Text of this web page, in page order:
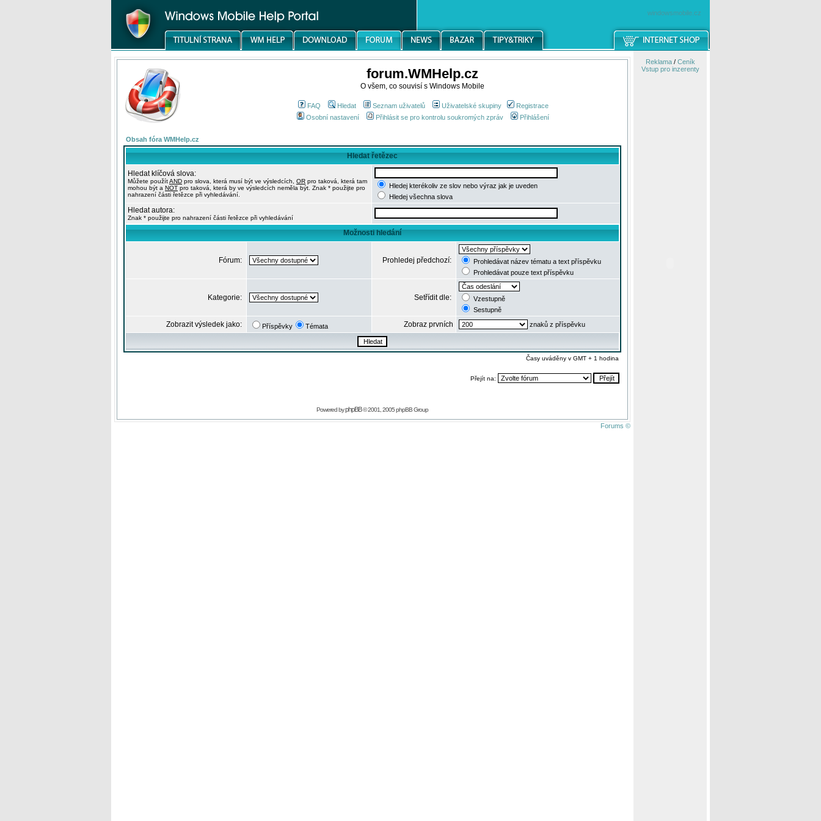
windowsmobile.cz
forum.WMHelp.cz
O všem, co souvisí s Windows Mobile
FAQ Hledat Seznam uživatelů Uživatelské skupiny
Registrace
Osobní nastavení
Přihlásit se pro kontrolu soukromých zpráv Přihlášení
Obsah fóra WMHelp.cz
Hledat řetězec
Hledat klíčová slova:
Můžete použítAND pro slova, která musí být ve výsledcích, OR pro taková, která tam
mohou být a NOT pro taková, která by ve výsledcích neměla být. Znak * použijte pro
nahrazení části řetězce při vyhledávání.
Hledej kterékoliv ze slov nebo výraz jak je uveden
Hledej všechna slova
Hledat autora:
Znak * použijte pro nahrazení části řetězce při vyhledávání
Možnosti hledání
Fórum: Prohledej předchozí:
Prohledávat název tématu a text příspěvku
Prohledávat pouze text příspěvku
Kategorie: Setřídit dle:
Vzestupně
Sestupně
Zobrazit výsledek jako: Příspěvky Témata Zobraz prvních znaků z příspěvku
Časy uváděny v GMT + 1 hodina
Přejít na:
Powered byphpBB© 2001, 2005 phpBB Group
Forums ©
Reklama/ Ceník
Vstup pro inzerenty